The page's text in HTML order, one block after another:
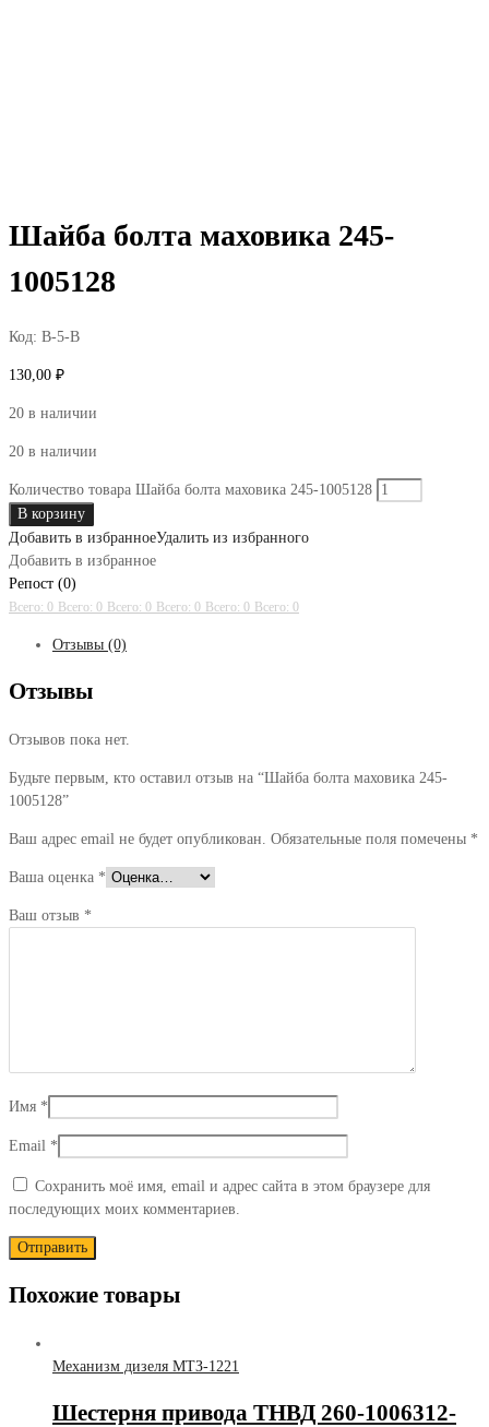
Шайба болта маховика 245-
1005128
Код: В-5-В
130,00 ₽
20 в наличии
20 в наличии
Количество товара Шайба болта маховика 245-1005128
В корзину
Добавить в избранноеУдалить из избранного
Добавить в избранное
Репост (0)
Всего: 0 Всего: 0 Всего: 0 Всего: 0 Всего: 0 Всего: 0
Отзывы (0)
Отзывы
Отзывов пока нет.
Будьте первым, кто оставил отзыв на “Шайба болта маховика 245-
1005128”
Ваш адрес email не будет опубликован. Обязательные поля помечены *
Ваша оценка *
Ваш отзыв *
Имя *
Email *
Сохранить моё имя, email и адрес сайта в этом браузере для
последующих моих комментариев.
Похожие товары
Механизм дизеля МТЗ-1221
Шестерня привода ТНВД 260-1006312-